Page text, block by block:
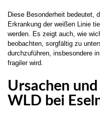
Diese Besonderheit bedeutet,
Erkrankung der weißen Linie
werden. Es zeigt auch, wie
beobachten, sorgfältig zu
durchzuführen, insbesondere
fragiler wird.
Ursachen
WLD bei